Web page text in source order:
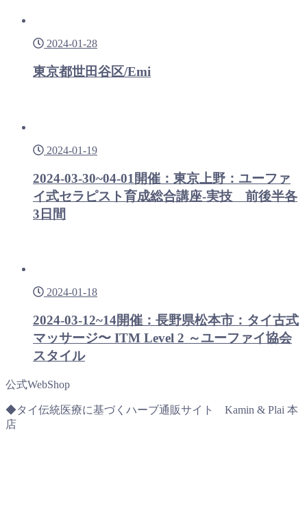
2024-01-28
東京都世田谷区/Emi
2024-01-19
2024-03-30~04-01開催：東京上野：ユーファ
イ式セラピスト育成総合講座-実技 前後半各
3日間
2024-01-18
2024-03-12~14開催：長野県松本市：タイ古式
マッサージ〜 ITM Level 2 ～ユーファイ協会
スタイル
公式WebShop
◆タイ伝統医療に基づくハーブ通販サイト Kamin & Plai 本
店